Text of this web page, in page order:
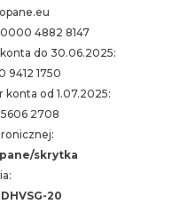
0000 4882 8147
do 30.06.2025:
9412 1750
konta od 1.07.2025:
5606 2708
skrytka
20